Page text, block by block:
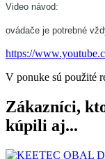
Video návod:
ovádače je potrebné
https://
V ponuke sú použité
Zákazníci,
kúpili aj...